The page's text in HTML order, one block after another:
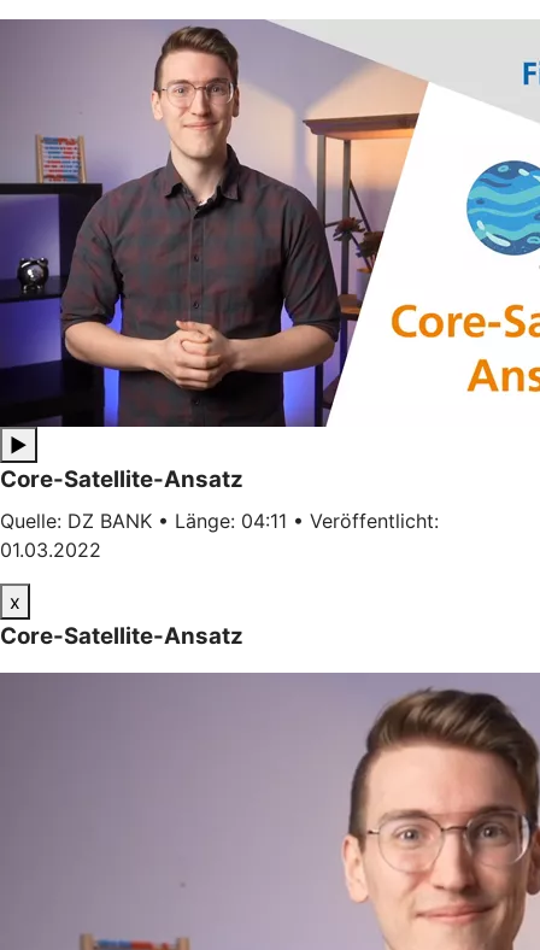
▶
Core-Satellite-Ansatz
Quelle: DZ BANK • Länge: 04:11 • Veröffentlicht:
01.03.2022
x
Core-Satellite-Ansatz